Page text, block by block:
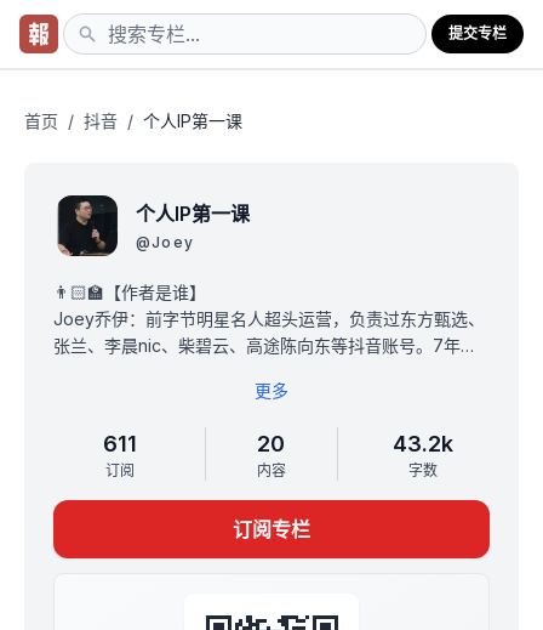
提交专栏
首页 / 抖音 / 个人IP第一课
个人IP第一课
@Joey
👨🏻‍🏫【作者是谁】
Joey乔伊：前字节明星名人超头运营，负责过东方甄选、
张兰、李晨nic、柴碧云、高途陈向东等抖音账号。7年消
所有想第一次试水IP的个人，以及做过个人IP但未及预期的
💰【关于定价】
298元永久买断
购买后永久有效，后续更新无需额外付费
🎁【订阅福利】
领取个人IP选题素材库模板
更多
611
订阅
20
内容
43.2k
字数
订阅专栏